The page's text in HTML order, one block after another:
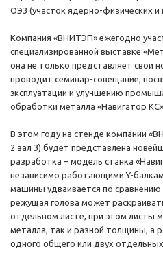
ОЭЗ (участок ядерно-физических и
Компания «ВНИТЭП» ежегодно
специализированной выставке
она не только представляет свои
проводит семинар-совещание,
эксплуатации и улучшению
обработки металла «Навигатор
В этом году на стенде компании
2 зал 3) будет представлена
разработка – модель станка
независимо работающими Y-
машины удваивается по
режущая голова может
отдельном листе, при этом листы
металла, так и разной толщины, а
одного общего или двух